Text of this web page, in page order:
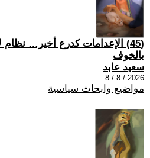
(45) الإعدامات كدرع أخير… نظام
بالخوف
سعيد عابد
2026 / 8 / 8
مواضيع وابحاث سياسية